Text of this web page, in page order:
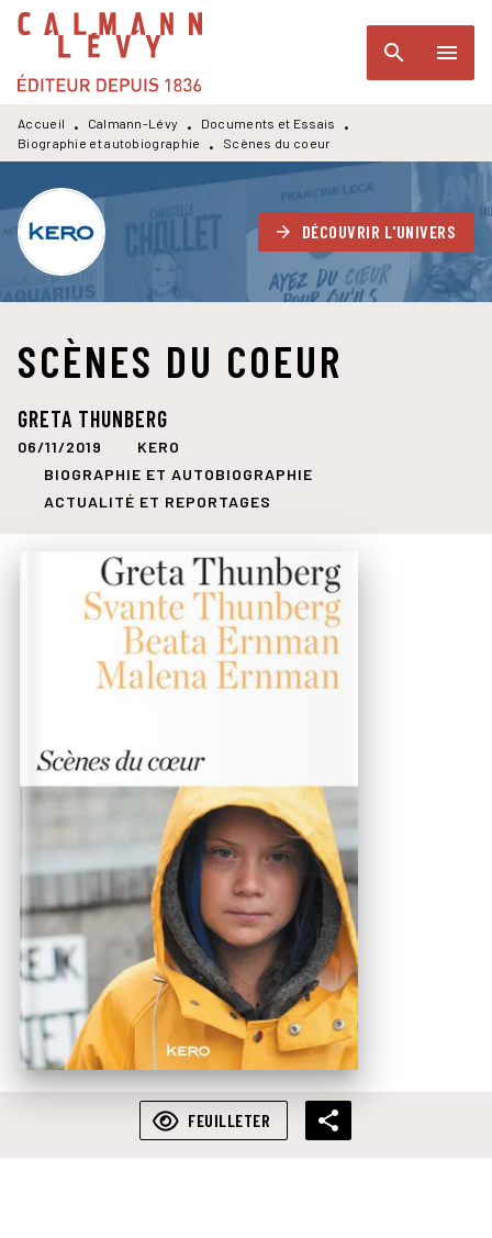
MENU RECHERCHE
PIED DE PAGE
search menu
Accueil • Calmann-Lévy • Documents et Essais
•
Biographie et autobiographie
• Scènes du coeur
arrow_forward DÉCOUVRIR L'UNIVERS
SCÈNES DU COEUR
GRETA THUNBERG
06/11/2019
KERO
BIOGRAPHIE ET AUTOBIOGRAPHIE
ACTUALITÉ ET REPORTAGES
FEUILLETER